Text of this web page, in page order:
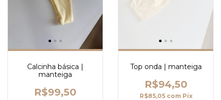
Calcinha básica |
manteiga
R$99,50
Top onda | manteiga
R$94,50
R$85,05 com Pix